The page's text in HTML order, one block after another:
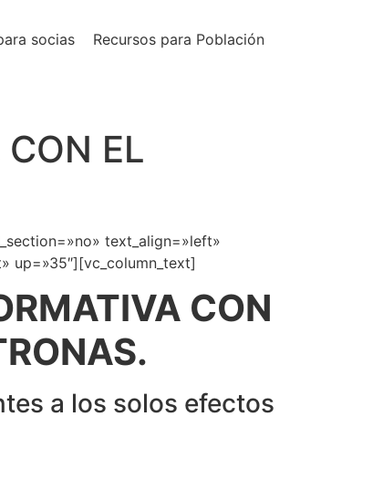
socias Recursos para Población
EL
text_align=»left»
up=»35″][vc_column_text]
CON
a los solos efectos